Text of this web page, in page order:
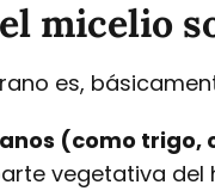
micelio
es,
(como trigo,
vegetativa